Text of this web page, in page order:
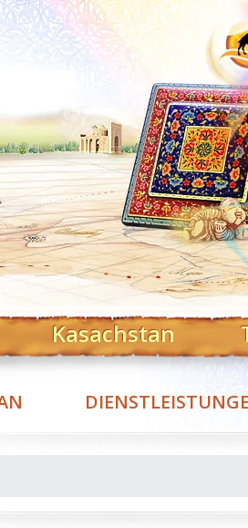
Kasachstan